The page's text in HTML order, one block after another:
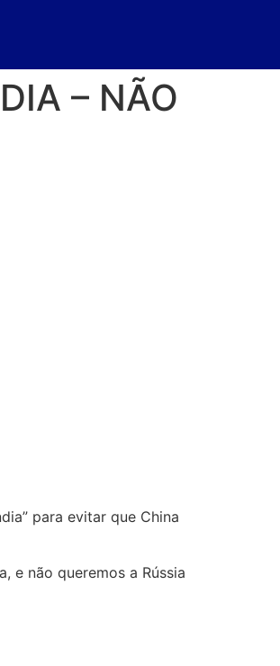
– NÃO
para evitar que China
e não queremos a Rússia